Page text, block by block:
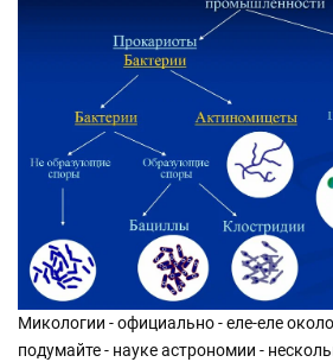
Микологии - официально - еле-еле
подумайте - науке астрономии -